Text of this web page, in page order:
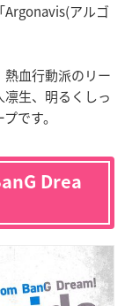
Argonavis(アルゴ
血行動派のリー
生、明るくしっ
です。
Drea